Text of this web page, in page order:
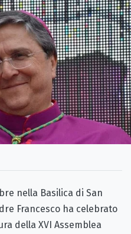
nella Basilica di San
Francesco ha celebrato
della XVI Assemblea